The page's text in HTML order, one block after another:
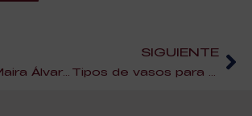
SIGUIENTE